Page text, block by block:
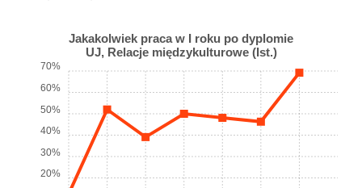
Jakakolwiek praca w I roku po dyplomie
UJ, Relacje międzykulturowe (Ist.)
20%
30%
40%
50%
60%
70%